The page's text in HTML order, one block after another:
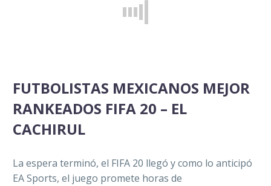
FUTBOLISTAS MEXICANOS MEJOR
RANKEADOS FIFA 20 – EL
CACHIRUL
La espera terminó, el FIFA 20 llegó y como lo anticipó
EA Sports, el juego promete horas de